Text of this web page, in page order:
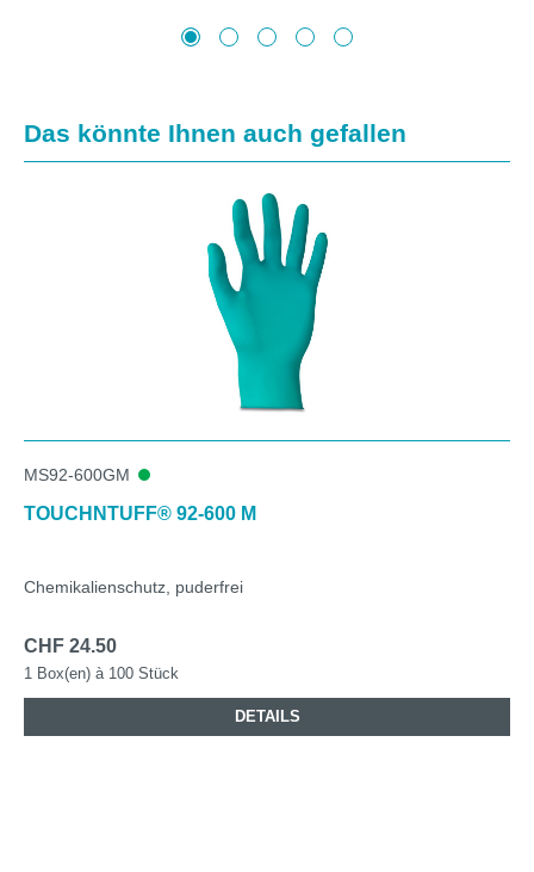
Produktgalerie überspringen
Das könnte Ihnen auch gefallen
MS92-600GM
TOUCHNTUFF® 92-600 M
Chemikalienschutz, puderfrei
CHF 24.50
1 Box(en) à 100 Stück
DETAILS